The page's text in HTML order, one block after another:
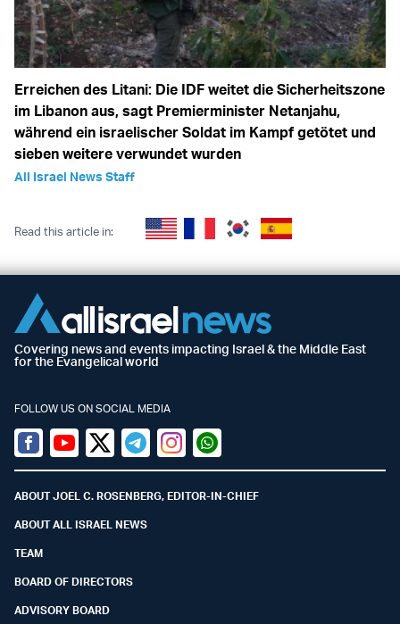
Erreichen des Litani: Die IDF weitet die Sicherheitszone
im Libanon aus, sagt Premierminister Netanjahu,
während ein israelischer Soldat im Kampf getötet und
sieben weitere verwundet wurden
All Israel News Staff
Read this article in:
Covering news and events impacting Israel & the Middle East
for the Evangelical world
FOLLOW US ON SOCIAL MEDIA
Facebook
YoutubeTwitter (X)
TelegramInstagramWhatsapp
ABOUT JOEL C. ROSENBERG, EDITOR-IN-CHIEF
ABOUT ALL ISRAEL NEWS
TEAM
BOARD OF DIRECTORS
ADVISORY BOARD